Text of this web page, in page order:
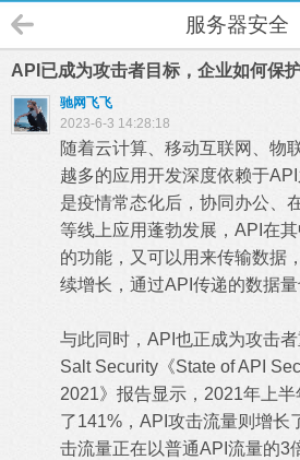
服务器安全
API已成为攻击者目标，企业如何保
驰网飞飞
2023-6-3 14:28:18
随着云计算、移动互联网、物
越多的应用开发深度依赖于
是疫情常态化后，协同办公、
等线上应用蓬勃发展，API在
的功能，又可以用来传输数据
续增长，通过API传递的数据量
与此同时，API也正成为攻击
Salt Security《State of API
2021》报告显示，2021年上
了141%，API攻击流量则增长
击流量正在以普通API流量的3